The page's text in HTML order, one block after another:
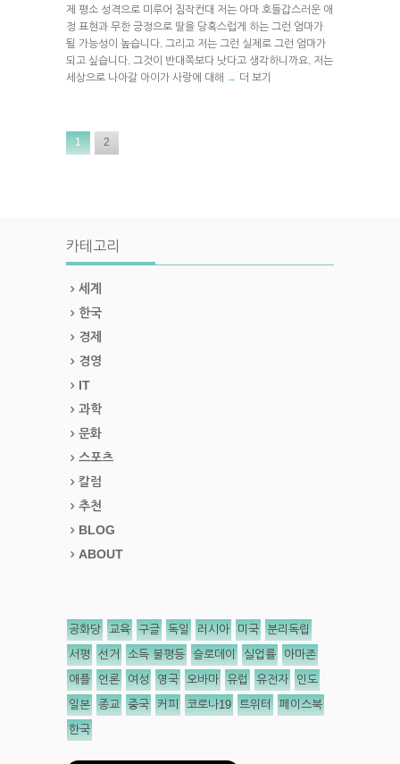
제 평소 성격으로 미루어 짐작컨대 저는 아마 호들갑스러운 애
정 표현과 무한 긍정으로 딸을 당혹스럽게 하는 그런 엄마가
될 가능성이 높습니다. 그리고 저는 그런 실제로 그런 엄마가
되고 싶습니다. 그것이 반대쪽보다 낫다고 생각하니까요. 저는
세상으로 나아갈 아이가 사랑에 대해 → 더 보기
1 2
카테고리
세계
한국
경제
경영
IT
과학
문화
스포츠
칼럼
추천
BLOG
ABOUT
공화당 교육 구글 독일 러시아 미국 분리독립
서평 선거 소득 불평등 슬로데이 실업률 아마존
애플 언론 여성 영국 오바마 유럽 유전자 인도
일본 종교 중국 커피 코로나19 트위터 페이스북
한국